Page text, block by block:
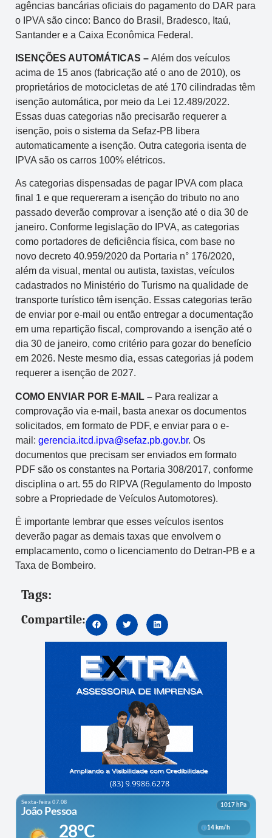
agências bancárias oficiais do pagamento do DAR para
o IPVA são cinco: Banco do Brasil, Bradesco, Itaú,
Santander e a Caixa Econômica Federal.
ISENÇÕES AUTOMÁTICAS – Além dos veículos
acima de 15 anos (fabricação até o ano de 2010), os
proprietários de motocicletas de até 170 cilindradas têm
isenção automática, por meio da Lei 12.489/2022.
Essas duas categorias não precisarão requerer a
isenção, pois o sistema da Sefaz-PB libera
automaticamente a isenção. Outra categoria isenta de
IPVA são os carros 100% elétricos.
As categorias dispensadas de pagar IPVA com placa
final 1 e que requereram a isenção do tributo no ano
passado deverão comprovar a isenção até o dia 30 de
janeiro. Conforme legislação do IPVA, as categorias
como portadores de deficiência física, com base no
novo decreto 40.959/2020 da Portaria n° 176/2020,
além da visual, mental ou autista, taxistas, veículos
cadastrados no Ministério do Turismo na qualidade de
transporte turístico têm isenção. Essas categorias terão
de enviar por e-mail ou então entregar a documentação
em uma repartição fiscal, comprovando a isenção até o
dia 30 de janeiro, como critério para gozar do benefício
em 2026. Neste mesmo dia, essas categorias já podem
requerer a isenção de 2027.
COMO ENVIAR POR E-MAIL – Para realizar a
comprovação via e-mail, basta anexar os documentos
solicitados, em formato de PDF, e enviar para o e-
mail: gerencia.itcd.ipva@sefaz.pb.gov.br. Os
documentos que precisam ser enviados em formato
PDF são os constantes na Portaria 308/2017, conforme
disciplina o art. 55 do RIPVA (Regulamento do Imposto
sobre a Propriedade de Veículos Automotores).
É importante lembrar que esses veículos isentos
deverão pagar as demais taxas que envolvem o
emplacamento, como o licenciamento do Detran-PB e a
Taxa de Bombeiro.
Tags:
Compartile: